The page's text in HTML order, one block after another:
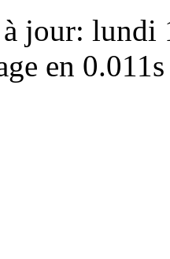
à jour:
en 0.011s